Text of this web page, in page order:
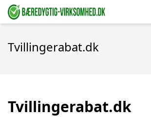
Tvillingerabat.dk
Tvillingerabat.dk